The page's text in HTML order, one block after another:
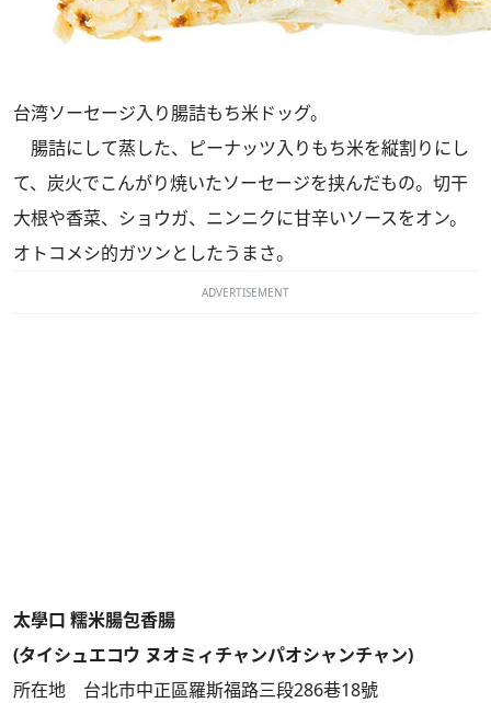
台湾ソーセージ入り腸詰もち米ドッグ。
腸詰にして蒸した、ピーナッツ入りもち米を縦割りにし
て、炭火でこんがり焼いたソーセージを挟んだもの。切干
大根や香菜、ショウガ、ニンニクに甘辛いソースをオン。
オトコメシ的ガツンとしたうまさ。
ADVERTISEMENT
太學口 糯米腸包香腸
(タイシュエコウ ヌオミィチャンパオシャンチャン)
所在地 台北市中正區羅斯福路三段286巷18號